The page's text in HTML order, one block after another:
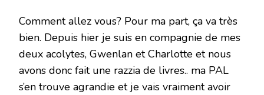
Comment allez vous? Pour ma part, ça va très
bien. Depuis hier je suis en compagnie de mes
deux acolytes, Gwenlan et Charlotte et nous
avons donc fait une razzia de livres.. ma PAL
s’en trouve agrandie et je vais vraiment avoir